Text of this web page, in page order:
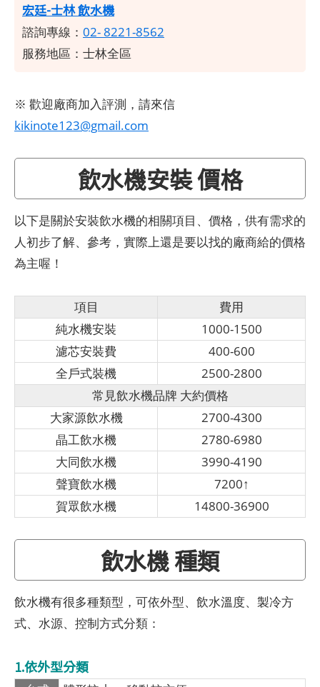
宏廷-士林 飲水機
諮詢專線： 02- 8221-8562
服務地區：士林全區
※ 歡迎廠商加入評測，請來信
kikinote123@gmail.com
飲水機安裝 價格
以下是關於安裝飲水機的相關項目、價格，供有需求的
人初步了解、參考，實際上還是要以找的廠商給的價格
為主喔！
項目
費用
純水機安裝
1000-1500
濾芯安裝費
400-600
全戶式裝機
2500-2800
常見飲水機品牌 大約價格
大家源飲水機
2700-4300
晶工飲水機
2780-6980
大同飲水機
3990-4190
聲寶飲水機
7200↑
賀眾飲水機
14800-36900
飲水機 種類
飲水機有很多種類型，可依外型、飲水溫度、製冷方
式、水源、控制方式分類：
1.依外型分類